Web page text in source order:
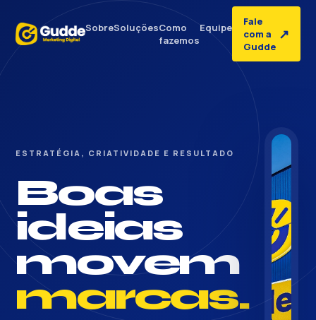
SobreSoluçõesComo
fazemos
Equipe
Fale
com a
Gudde
↗
ESTRATÉGIA, CRIATIVIDADE E RESULTADO
Boas
ideias
movem
marcas.